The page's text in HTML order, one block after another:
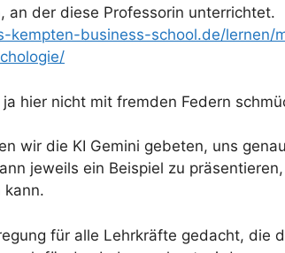
an der diese Professorin unterrichtet.
kempten-business-school.de/lernen/
hier nicht mit fremden Federn
wir die KI Gemini gebeten, uns
jeweils ein Beispiel zu
kann.
für alle Lehrkräfte gedacht, die